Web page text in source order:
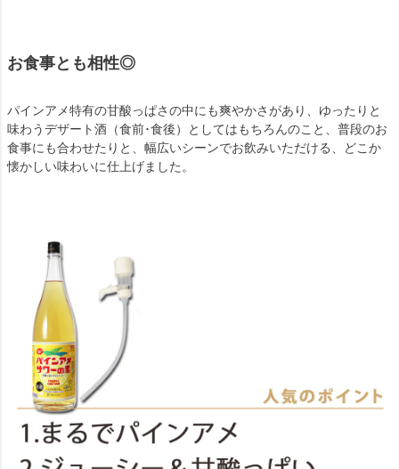
お食事とも相性◎
パインアメ特有の甘酸っぱさの中にも爽やかさがあり、ゆったりと
味わうデザート酒（食前･食後）としてはもちろんのこと、普段のお
食事にも合わせたりと、幅広いシーンでお飲みいただける、どこか
懐かしい味わいに仕上げました。